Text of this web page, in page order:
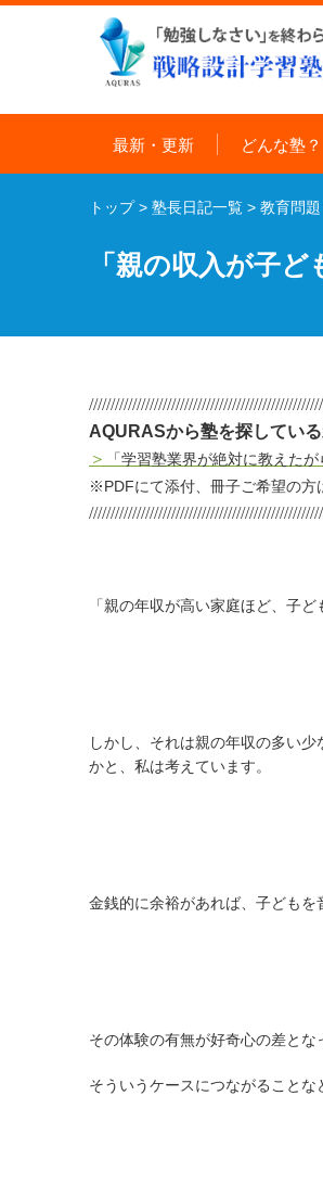
最新・更新 どんな塾？
トップ> 塾長日記一覧 > 教育問
「親の収入が子
AQURASから塾を探してい
＞
「学習塾業界が絶対に教えた
※PDFにて添付、冊子ご希望の方
「親の年収が高い家庭ほど、子
しかし、それは親の年収の多い少
かと、私は考えています。
金銭的に余裕があれば、子どもを
その体験の有無が好奇心の差とな
そういうケースにつながることな